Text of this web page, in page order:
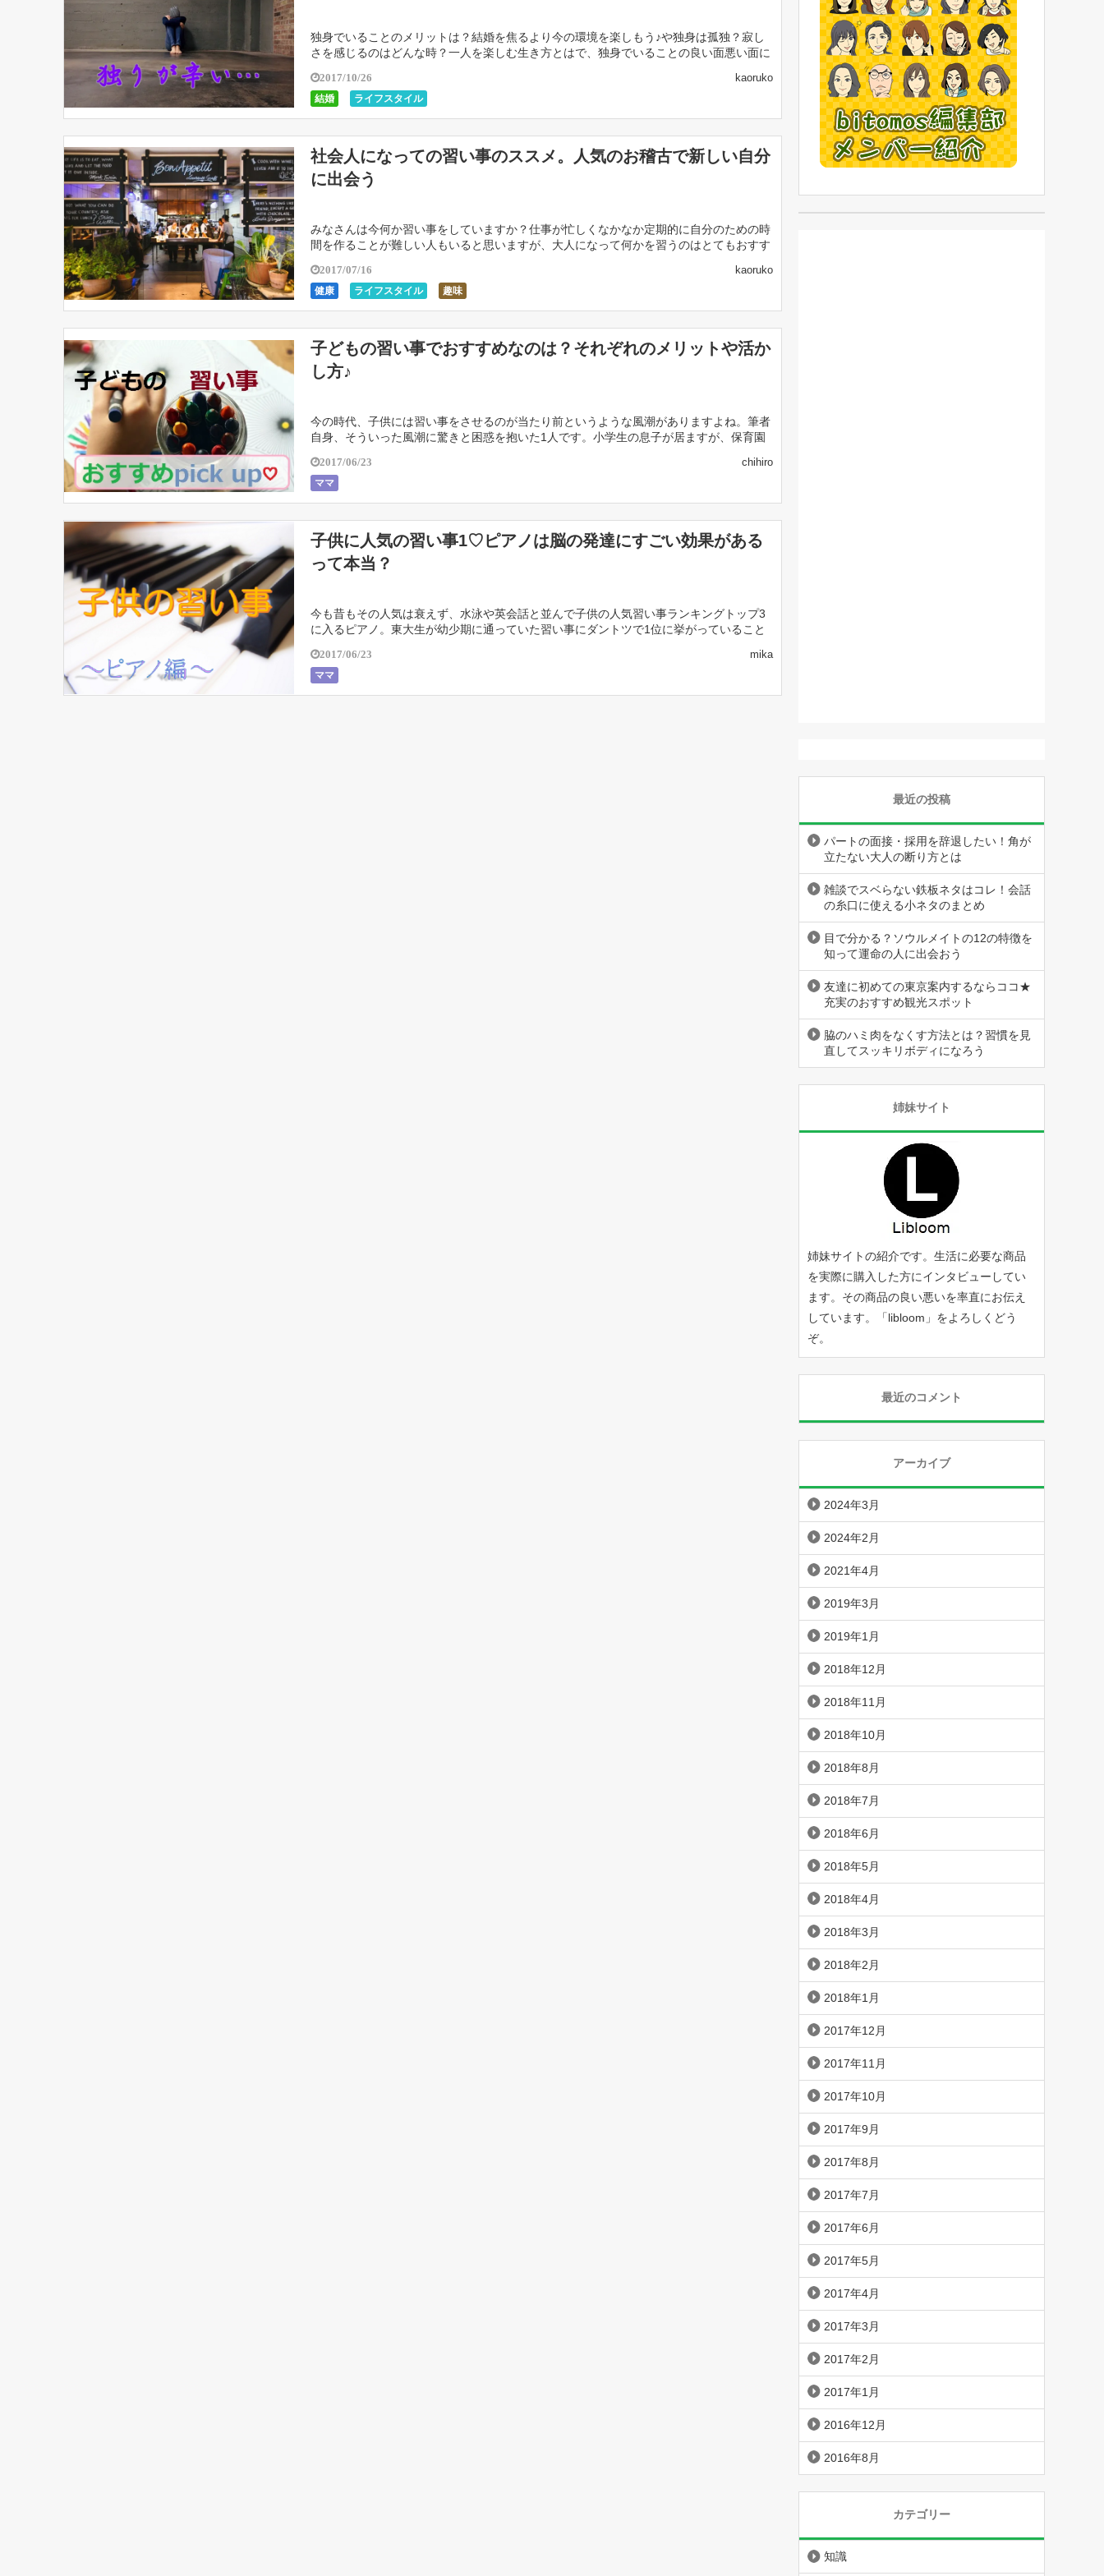
独身でいることのメリットは？結婚を焦るより今の環境を楽しもう♪や独身は孤独？寂し
さを感じるのはどんな時？一人を楽しむ生き方とはで、独身でいることの良い面悪い面に
2017/10/26
結婚 ライフスタイル
kaoruko
社会人になっての習い事のススメ。人気のお稽古で新しい自分
に出会う
みなさんは今何か習い事をしていますか？仕事が忙しくなかなか定期的に自分のための時
間を作ることが難しい人もいると思いますが、大人になって何かを習うのはとてもおすす
2017/07/16
健康 ライフスタイル 趣味
kaoruko
子どもの習い事でおすすめなのは？それぞれのメリットや活か
し方♪
今の時代、子供には習い事をさせるのが当たり前というような風潮がありますよね。筆者
自身、そういった風潮に驚きと困惑を抱いた1人です。小学生の息子が居ますが、保育園
2017/06/23
ママ
chihiro
子供に人気の習い事1♡ピアノは脳の発達にすごい効果がある
って本当？
今も昔もその人気は衰えず、水泳や英会話と並んで子供の人気習い事ランキングトップ3
に入るピアノ。東大生が幼少期に通っていた習い事にダントツで1位に挙がっていること
2017/06/23
ママ
mika
最近の投稿
パートの面接・採用を辞退したい！角が
立たない大人の断り方とは
雑談でスベらない鉄板ネタはコレ！会話
の糸口に使える小ネタのまとめ
目で分かる？ソウルメイトの12の特徴を
知って運命の人に出会おう
友達に初めての東京案内するならココ★
充実のおすすめ観光スポット
脇のハミ肉をなくす方法とは？習慣を見
直してスッキリボディになろう
姉妹サイト
姉妹サイトの紹介です。生活に必要な商品
を実際に購入した方にインタビューしてい
ます。その商品の良い悪いを率直にお伝え
しています。「libloom 」をよろしくどう
ぞ。
最近のコメント
アーカイブ
2024年3月
2024年2月
2021年4月
2019年3月
2019年1月
2018年12月
2018年11月
2018年10月
2018年8月
2018年7月
2018年6月
2018年5月
2018年4月
2018年3月
2018年2月
2018年1月
2017年12月
2017年11月
2017年10月
2017年9月
2017年8月
2017年7月
2017年6月
2017年5月
2017年4月
2017年3月
2017年2月
2017年1月
2016年12月
2016年8月
カテゴリー
知識